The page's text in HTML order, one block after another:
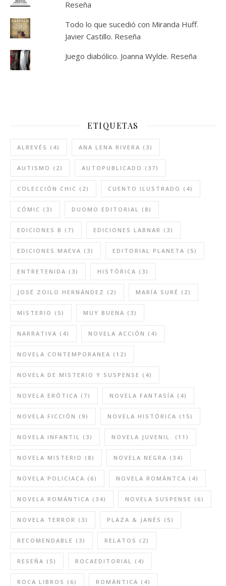
Reseña
Todo lo que sucedió con Miranda Huff.
Javier Castillo. Reseña
Juego diabólico. Joanna Wylde. Reseña
ETIQUETAS
ALREVÉS (4) ANA LENA RIVERA (3)
AUTISMO (2) AUTOPUBLICADO (37)
COLECCIÓN CHIC (2) CUENTO ILUSTRADO (4)
CÓMIC (3) DUOMO EDITORIAL (8)
EDICIONES B (7) EDICIONES LABNAR (3)
EDICIONES MAEVA (3) EDITORIAL PLANETA (5)
ENTRETENIDA (3) HISTÓRICA (3)
JOSÉ ZOILO HERNÁNDEZ (2) MARÍA SURÉ (2)
MISTERIO (5) MUY BUENA (3)
NARRATIVA (4) NOVELA ACCIÓN (4)
NOVELA CONTEMPORANEA (12)
NOVELA DE MISTERIO Y SUSPENSE (4)
NOVELA ERÓTICA (7) NOVELA FANTASÍA (4)
NOVELA FICCIÓN (9) NOVELA HISTÓRICA (15)
NOVELA INFANTIL (3) NOVELA JUVENIL. (11)
NOVELA MISTERIO (8) NOVELA NEGRA (34)
NOVELA POLICIACA (6) NOVELA ROMÁNTCA (4)
NOVELA ROMÁNTICA (34) NOVELA SUSPENSE (6)
NOVELA TERROR (3) PLAZA & JANÉS (5)
RECOMENDABLE (3) RELATOS (2)
RESEÑA (5) ROCAEDITORIAL (4)
ROCA LIBROS (6) ROMÁNTICA (4)